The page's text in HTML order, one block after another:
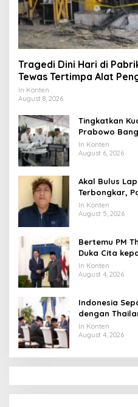
Tragedi Dini Hari di
Tewas Tertimpa Alat
In Konten
August 8, 2026
Tingkatkan
Prabowo
hingga
In Konten
August 6, 2026
Akal Bulus
Terbongkar,
Uang
In Konten
August 5, 2026
Bertemu PM
Duka Cita
Tahun ke Raja
In Konten
August 4, 2026
Indonesia
dengan
Ekonomi Digital
In Konten
August 4, 2026